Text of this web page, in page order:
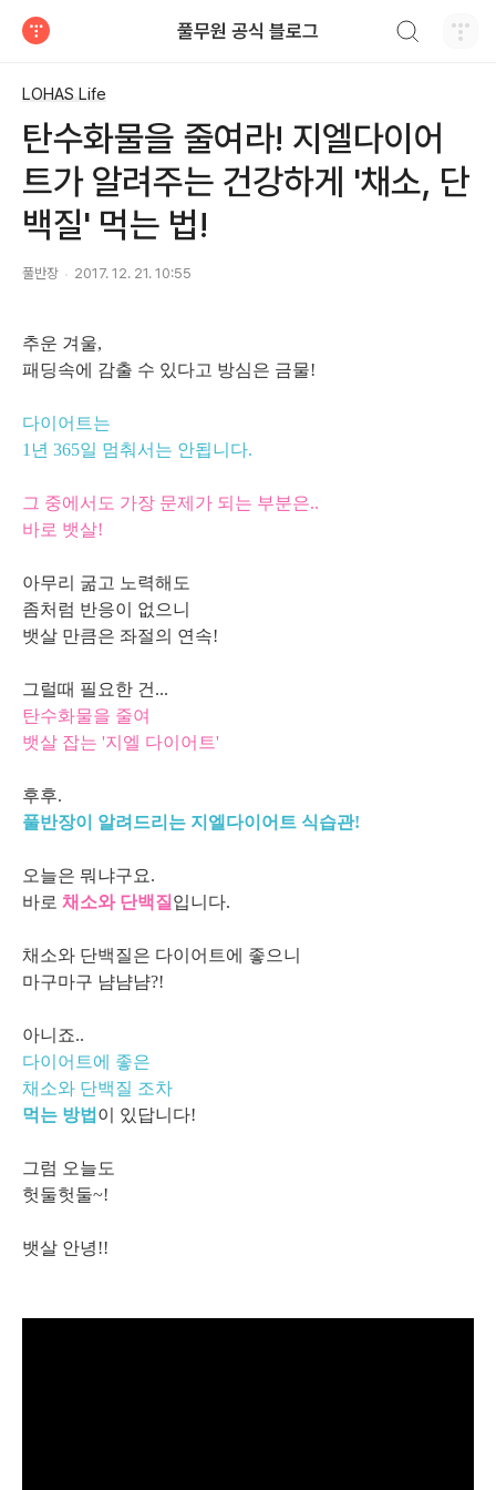
풀무원 공식 블로그
LOHAS Life
탄수화물을 줄여라! 지엘다이어
트가 알려주는 건강하게 '채소, 단
백질' 먹는 법!
풀반장 2017. 12. 21. 10:55
추운 겨울,
패딩속에 감출 수 있다고 방심은 금물!
다이어트는
1년 365일 멈춰서는 안됩니다.
그 중에서도 가장 문제가 되는 부분은..
바로 뱃살!
아무리 굶고 노력해도
좀처럼 반응이 없으니
뱃살 만큼은 좌절의 연속!
그럴때 필요한 건...
탄수화물을 줄여
뱃살 잡는 '지엘 다이어트'
후후.
풀반장이 알려드리는 지엘다이어트 식습관!
오늘은 뭐냐구요.
바로 채소와 단백질 입니다.
채소와 단백질은 다이어트에 좋으니
마구마구 냠냠냠?!
아니죠..
다이어트에 좋은
채소와 단백질 조차
먹는 방법 이 있답니다!
그럼 오늘도
헛둘헛둘~!
뱃살 안녕!!